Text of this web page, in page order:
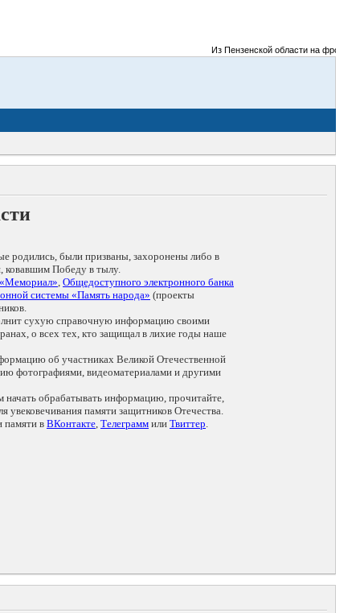
Из Пензенской области на фронты
родились, были призваны, захоронены либо в
ковавшим Победу в тылу.
, Общедоступного электронного банка
системы «Память народа» (проекты
сухую справочную информацию своими
о всех тех, кто защищал в лихие годы наше
об участниках Великой Отечественной
фотографиями, видеоматериалами и другими
начать обрабатывать информацию, прочитайте,
памяти защитников Отечества.
памяти в ВКонтакте, Телеграмм или Твиттер.